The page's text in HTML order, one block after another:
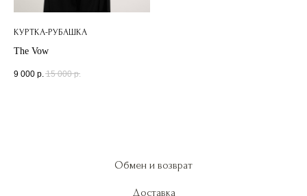
КУРТКА-РУБАШКА
The Vow
9 000 р. 15 000 р.
Обмен и возврат
Доставка